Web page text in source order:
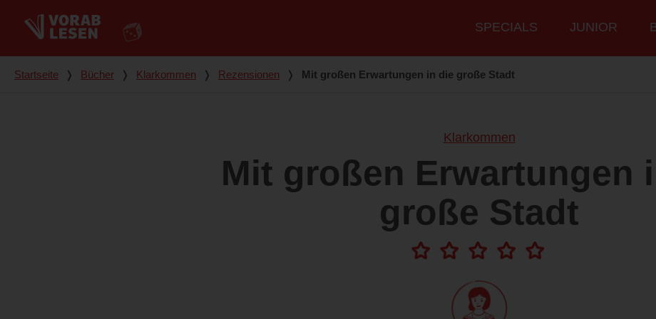
Hauptmenü
SPECIALS JUNIOR
Du bist hier
Startseite ❭ Bücher ❭ Klarkommen ❭ Rezensionen ❭ Mit großen Erwartungen in die große Stadt
Klarkommen
Mit großen Erwartungen
große Stadt